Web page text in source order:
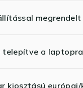
telepítve a
kiosztású